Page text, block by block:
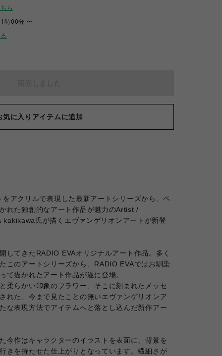
ら
時00分 〜
気に入りアイテムに追加
アクリルで表現した最新アートシリーズから、ペ
れた独創的なアート作品が魅力のArtist /
氏が描くエヴァンゲリオンアートが新登
してきたRADIO EVAオリジナルアート作品。多く
このアートシリーズから、RADIO EVAではお馴染
て描かれたアート作品が遂に登場。
柔らかい印象のフラワー、そこに刻まれたメッセ
れた、今まで見たことの無いエヴァンゲリオンア
な表現方法でアイテムへと落とし込んだ新作アー
今作はキャラクターのイラストを表面に、背景を
きを持たせた仕上がりとなっています。繊細さが